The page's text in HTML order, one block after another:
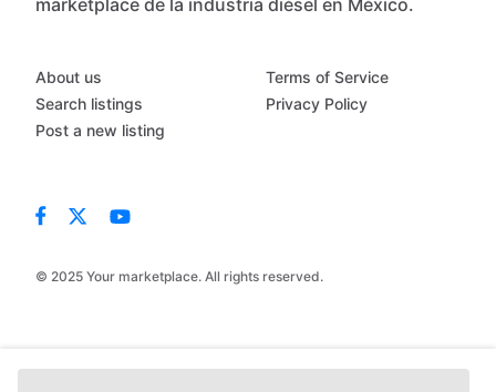
marketplace de la industria diésel en México.
© 2025 Your marketplace. All rights reserved.
About us
Search listings
Post a new listing
Terms of Service
Privacy Policy